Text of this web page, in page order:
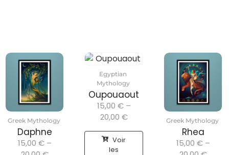
Greek Mythology
Daphne
15,00 € –
Egyptian
Mythology
Oupouaout
15,00 € –
20,00 €
Voir
les
Greek Mythology
Rhea
15,00 € –